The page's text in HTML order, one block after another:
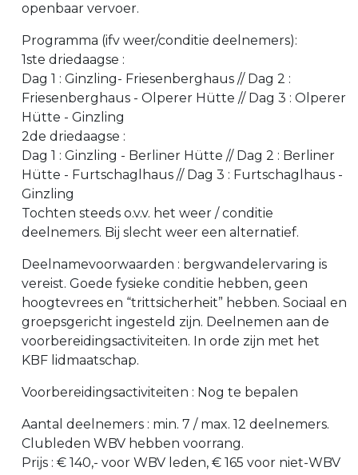
openbaar vervoer.
Programma (ifv weer/conditie deelnemers):
1ste driedaagse :
Dag 1 : Ginzling- Friesenberghaus // Dag 2 :
Friesenberghaus - Olperer Hütte // Dag 3 : Olperer
Hütte - Ginzling
2de driedaagse :
Dag 1 : Ginzling - Berliner Hütte // Dag 2 : Berliner
Hütte - Furtschaglhaus // Dag 3 : Furtschaglhaus -
Ginzling
Tochten steeds o.v.v. het weer / conditie
deelnemers. Bij slecht weer een alternatief.
Deelnamevoorwaarden : bergwandelervaring is
vereist. Goede fysieke conditie hebben, geen
hoogtevrees en “trittsicherheit” hebben. Sociaal en
groepsgericht ingesteld zijn. Deelnemen aan de
voorbereidingsactiviteiten. In orde zijn met het
KBF lidmaatschap.
Voorbereidingsactiviteiten : Nog te bepalen
Aantal deelnemers : min. 7 / max. 12 deelnemers.
Clubleden WBV hebben voorrang.
Prijs : € 140,- voor WBV leden, € 165 voor niet-WBV